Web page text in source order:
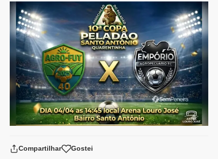
Compartilhar Gostei